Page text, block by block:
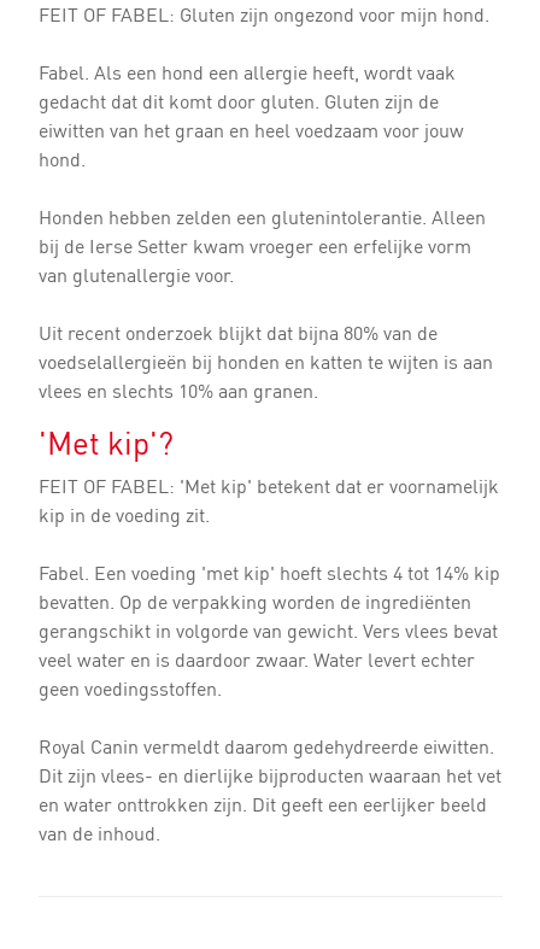
FEIT OF FABEL: Gluten zijn ongezond voor mijn hond.
Fabel. Als een hond een allergie heeft, wordt vaak
gedacht dat dit komt door gluten. Gluten zijn de
eiwitten van het graan en heel voedzaam voor jouw
hond.
Honden hebben zelden een glutenintolerantie. Alleen
bij de Ierse Setter kwam vroeger een erfelijke vorm
van glutenallergie voor.
Uit recent onderzoek blijkt dat bijna 80% van de
voedselallergieën bij honden en katten te wijten is aan
vlees en slechts 10% aan granen.
'Met kip'?
FEIT OF FABEL: 'Met kip' betekent dat er voornamelijk
kip in de voeding zit.
Fabel. Een voeding 'met kip' hoeft slechts 4 tot 14% kip
bevatten. Op de verpakking worden de ingrediënten
gerangschikt in volgorde van gewicht. Vers vlees bevat
veel water en is daardoor zwaar. Water levert echter
geen voedingsstoffen.
Royal Canin vermeldt daarom gedehydreerde eiwitten.
Dit zijn vlees- en dierlijke bijproducten waaraan het vet
en water onttrokken zijn. Dit geeft een eerlijker beeld
van de inhoud.